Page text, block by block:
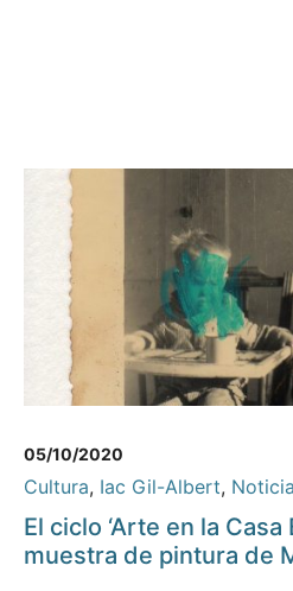
05/10/2020
Cultura, Iac Gil-Albert,
El ciclo ‘Arte en la
muestra de pintura de